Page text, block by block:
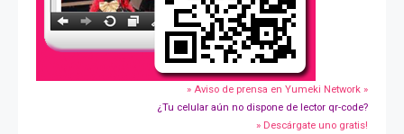
» Aviso de prensa en Yumeki Network »
¿Tu celular aún no dispone de lector qr-code?
» Descárgate uno gratis!